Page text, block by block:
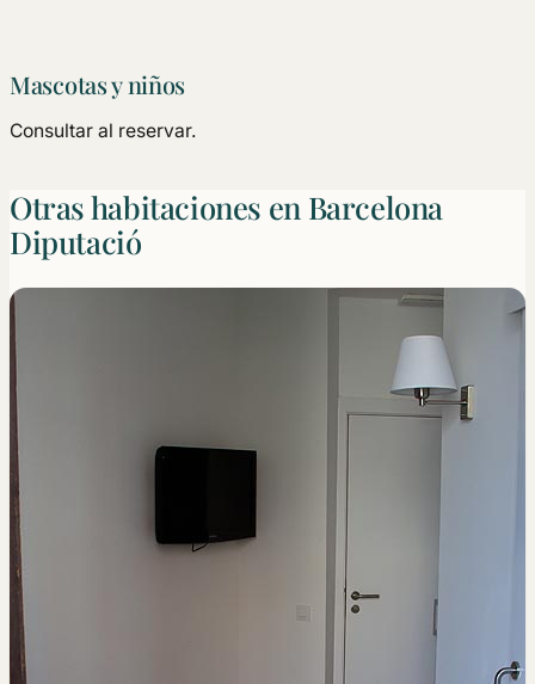
Mascotas y niños
Consultar al reservar.
Otras habitaciones en Barcelona
Diputació